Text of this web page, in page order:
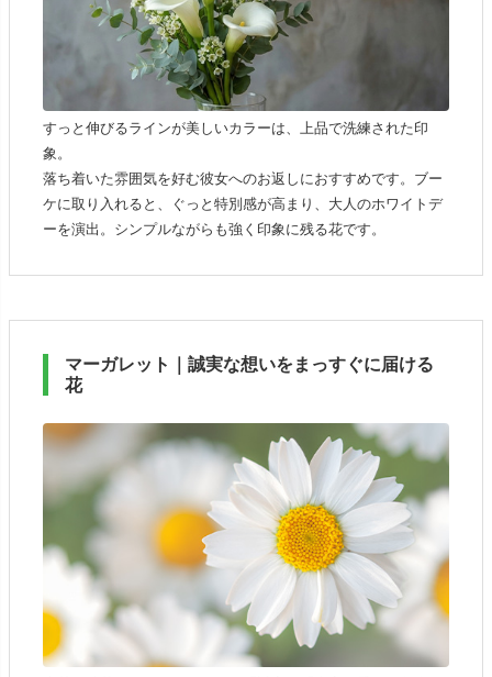
すっと伸びるラインが美しいカラーは、上品で洗練された印
象。
落ち着いた雰囲気を好む彼女へのお返しにおすすめです。ブー
ケに取り入れると、ぐっと特別感が高まり、大人のホワイトデ
ーを演出。シンプルながらも強く印象に残る花です。
マーガレット｜誠実な想いをまっすぐに届ける
花